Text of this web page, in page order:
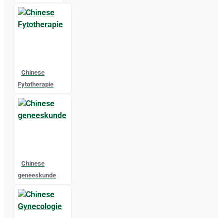
Chinese
Fytotherapie
Chinese
geneeskunde